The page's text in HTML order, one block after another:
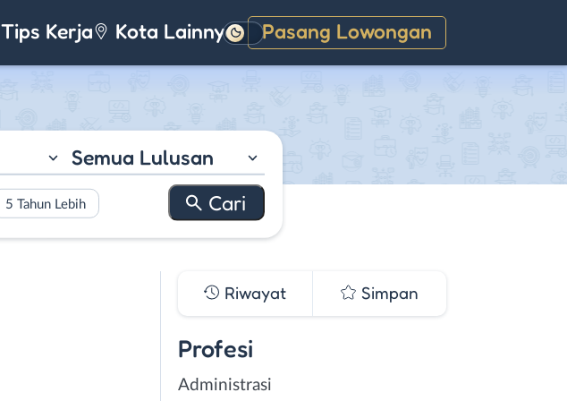
Tips Kerja Kota Lainnya Pasang Lowongan
Gelap
Semua Lulusan
5 Tahun Lebih
Riwayat Simpan
Profesi
Administrasi